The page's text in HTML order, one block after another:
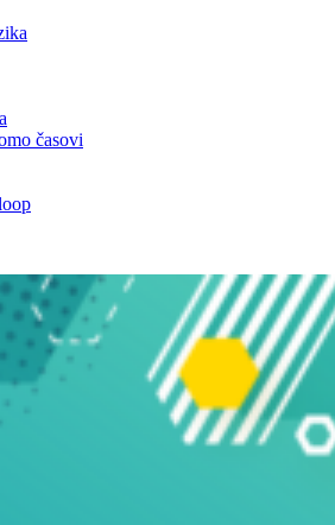
časovi